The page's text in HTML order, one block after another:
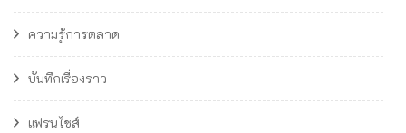
ความรู้การตลาด
บันทึกเรื่องราว
แฟรนไชส์